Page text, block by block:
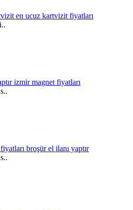
en ucuz kartvizit fiyatları
izmir magnet fiyatları
broşür el ilanı yaptır